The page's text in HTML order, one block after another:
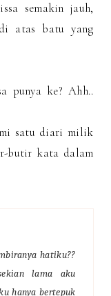
semakin jauh,
atas batu yang
punya ke? Ahh..
satu diari milik
butir kata dalam
hatiku??
lama aku
hanya bertepuk